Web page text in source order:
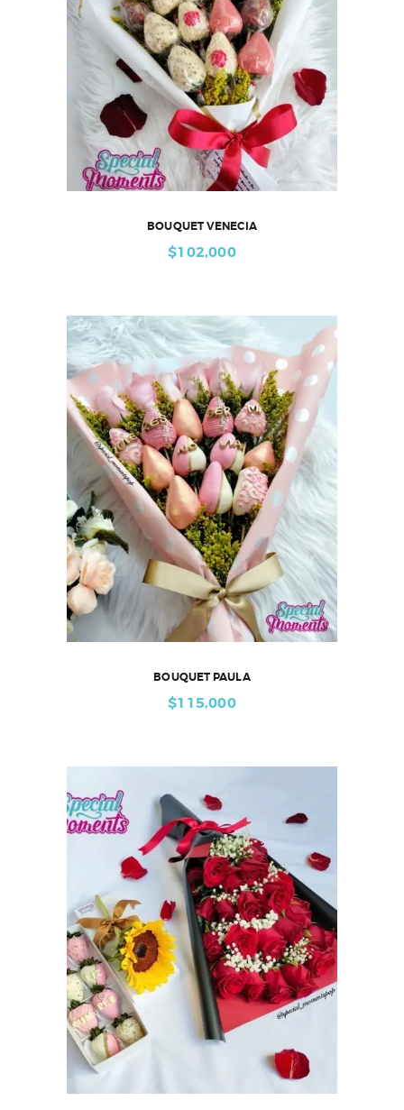
BOUQUET VENECIA
$102,000
BOUQUET PAULA
$115,000